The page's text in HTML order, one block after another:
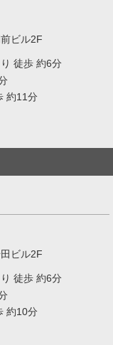
ビル2F
徒歩 約6分
約11分
ビル2F
徒歩 約6分
約10分